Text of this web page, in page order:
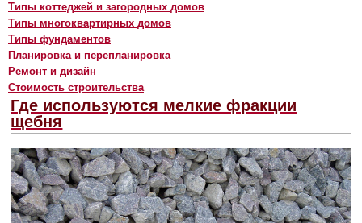
Типы коттеджей и загородных домов
Типы многоквартирных домов
Типы фундаментов
Планировка и перепланировка
Ремонт и дизайн
Стоимость строительства
Где используются мелкие фракции
щебня